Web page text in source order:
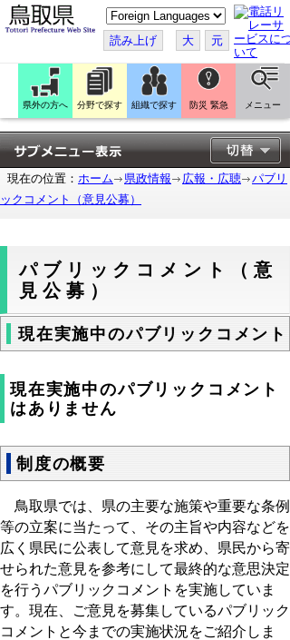
こ
の
ペ
ー
ジ
翻
訳
す
る
読み上げ 大 元
県外の方へ 分野で探す 組織で探す 防災 緊急 メニュー
現在の位置： ホーム 県政情報 広報・広聴
パブリ
ックコメント（意見公募）
パブリックコメント（意
見公募）
現在実施中のパブリックコメント
現在実施中のパブリックコメント
はありません
制度の概要
鳥取県では、県の主要な施策や重要な条例
等の立案に当たって、その主旨や内容などを
広く県民に公表して意見を求め、県民から寄
せられた意見を参考にして最終的な意思決定
を行うパブリックコメントを実施していま
す。現在、ご意見を募集しているパブリック
コメントと今までの実施状況をご紹介しま